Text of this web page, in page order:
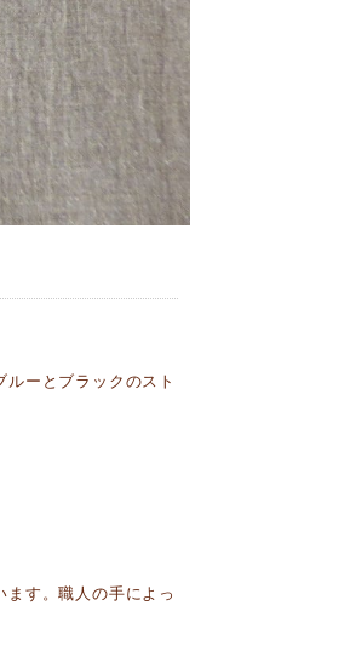
ーとブラックのスト
す。職人の手によっ